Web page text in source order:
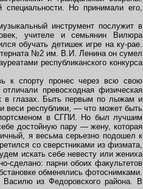
Но принимали его,
инструмент послужит в
учителе и семьянин Вилюра
обучать детишек игре на ку-рае.
№2 им. В.И. Ленина он сумел
республиканского конкурса
к спорту пронес через всю свою
превосходная физическая
в глазах. Быть первым по лыжам и
веси республики, — что может быть
в СГПИ. Но был лучшим
достойную пару — жену, которая
я весьма серьезно подошел к
со сверстниками из физмата,
искать себе невесту или жениха
сделано: парни обоих факультетов
обменялись фотоснимками.
из Федоровского района. В